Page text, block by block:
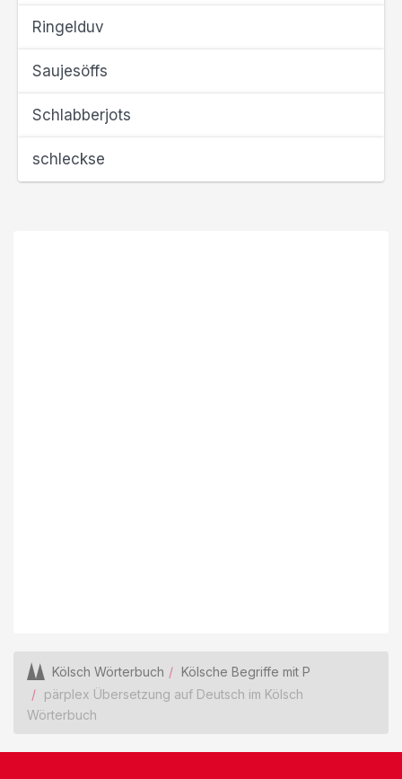
Ringelduv
Saujesöffs
Schlabberjots
schleckse
Kölsch Wörterbuch
Kölsche Begriffe mit P
pärplex Übersetzung auf Deutsch im Kölsch
Wörterbuch